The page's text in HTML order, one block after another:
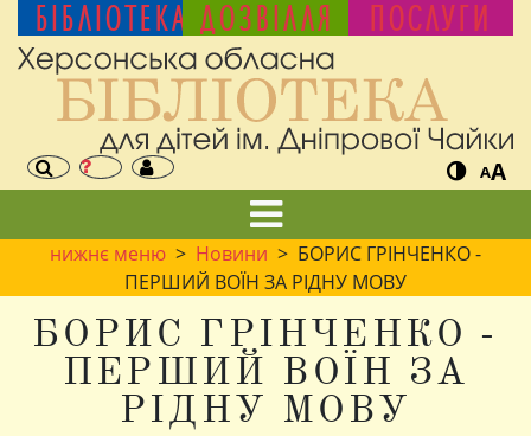
БІБЛІОТЕКА ДОЗВІЛЛЯ ПОСЛУГИ
AA
нижнє меню > Новини > БОРИС ГРІНЧЕНКО -
ПЕРШИЙ ВОЇН ЗА РІДНУ МОВУ
БОРИС ГРІНЧЕНКО -
ПЕРШИЙ ВОЇН ЗА
РІДНУ МОВУ